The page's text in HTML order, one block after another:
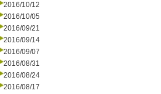
2016/10/12
2016/10/05
2016/09/21
2016/09/14
2016/09/07
2016/08/31
2016/08/24
2016/08/17